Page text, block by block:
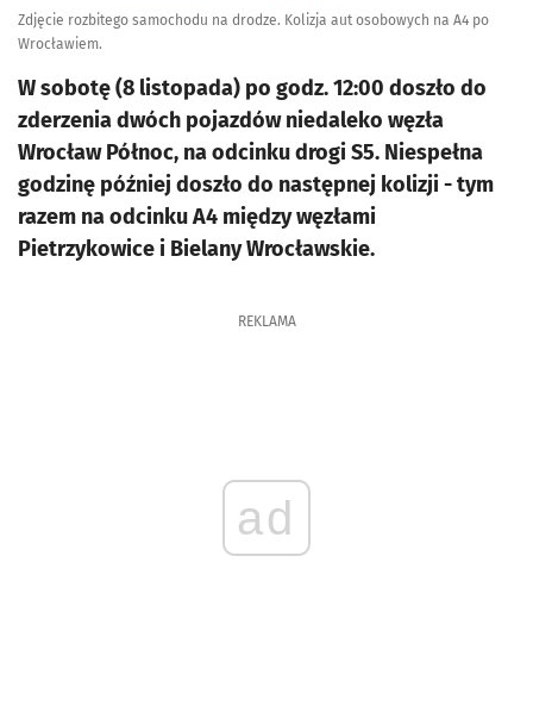
Zdjęcie rozbitego samochodu na drodze. Kolizja aut osobowych na A4 po
Wrocławiem.
W sobotę (8 listopada) po godz. 12:00 doszło do
zderzenia dwóch pojazdów niedaleko węzła
Wrocław Północ, na odcinku drogi S5. Niespełna
godzinę później doszło do następnej kolizji - tym
razem na odcinku A4 między węzłami
Pietrzykowice i Bielany Wrocławskie.
REKLAMA
ad